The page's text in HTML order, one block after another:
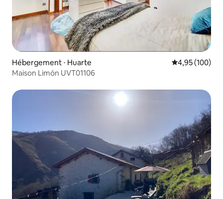
Hébergement ⋅ Huarte Évaluation
4,95 (100)
Maison Limón UVT01106